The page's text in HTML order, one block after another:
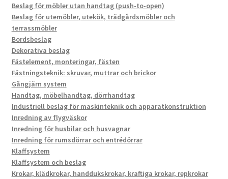
Beslag för möbler utan handtag (push-to-open)
Beslag för utemöbler, utekök, trädgårdsmöbler och
terrassmöbler
Bordsbeslag
Dekorativa beslag
Fästelement, monteringar, fästen
Fästningsteknik: skruvar, muttrar och brickor
Gångjärn system
Handtag, möbelhandtag, dörrhandtag
Industriell beslag för maskinteknik och apparatkonstruktion
Inredning av flygväskor
Inredning för husbilar och husvagnar
Inredning för rumsdörrar och entrédörrar
Klaffsystem
Klaffsystem och beslag
Krokar, klädkrokar, handdukskrokar, kraftiga krokar, repkrokar